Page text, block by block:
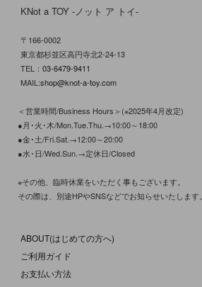
KNot a TOY -ノット ア トイ-
〒166-0002
東京都杉並区高円寺北2-24-13
TEL： 03-6479-9411
MAIL:shop@knot-a-toy.com
＜営業時間/Business Hours＞(※2025年4月改定)
●月･火･木/Mon.Tue.Thu.→10:00～18:00
●金･土/Fri.Sat.→12:00～20:00
●水･日/Wed.Sun.→定休日/Closed
※その他、臨時休業をいただく事もございます。
その際は、別途HPやSNSなどでお知らせいたします。
ABOUT(はじめての方へ)
ご利用ガイド
お支払い方法